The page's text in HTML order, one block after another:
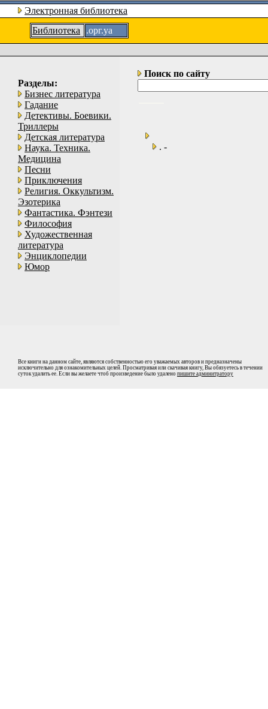
Электронная библиотека
Библиотека
.орг.уа
Разделы:
Бизнес литература
Гадание
Детективы. Боевики.
Триллеры
Детская литература
Наука. Техника.
Медицина
Песни
Приключения
Религия. Оккультизм.
Эзотерика
Фантастика. Фэнтези
Философия
Художественная
литература
Энциклопедии
Юмор
Поиск по сайту
. -
Все книги на данном сайте, являются собственностью его уважаемых авторов и предназначены
исключительно для ознакомительных целей. Просматривая или скачивая книгу, Вы обязуетесь в течении
суток удалить ее. Если вы желаете чтоб произведение было удалено пишите админитратору